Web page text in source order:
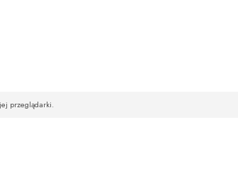
przeglądarki.